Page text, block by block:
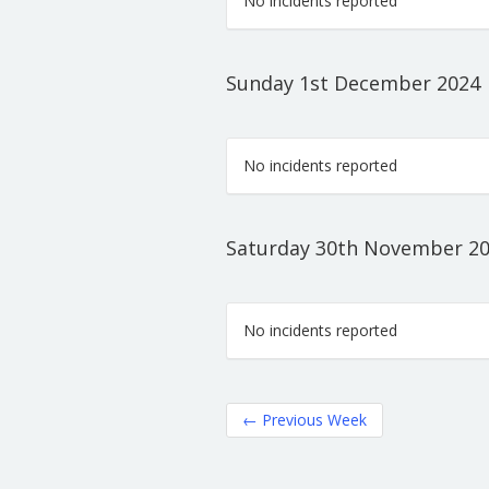
Sunday 1st December 2024
No incidents reported
Saturday 30th November
No incidents reported
← Previous Week